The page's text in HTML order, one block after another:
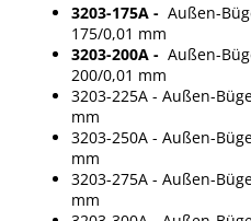
3203-175A - Außen-
175/0,01 mm
3203-200A - Außen-
200/0,01 mm
3203-225A - Außen-
mm
3203-250A - Außen-
mm
3203-275A - Außen-
mm